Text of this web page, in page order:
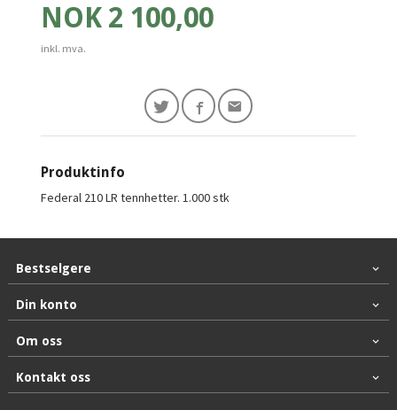
Pris
NOK 2 100,00
inkl. mva.
Produktinfo
Federal 210 LR tennhetter. 1.000 stk
Bestselgere
Din konto
Om oss
Kontakt oss